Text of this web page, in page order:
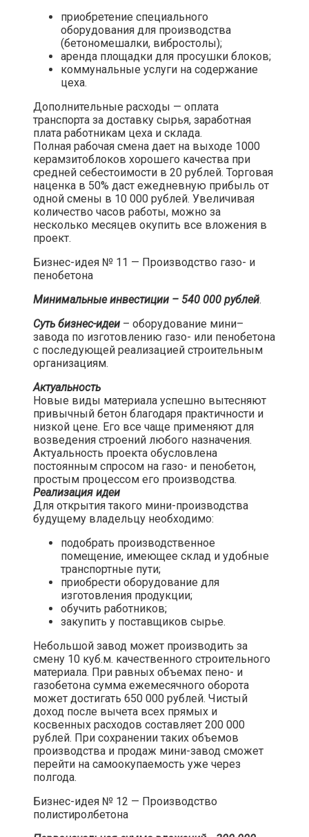
приобретение специального
оборудования для производства
(бетономешалки, вибростолы);
аренда площадки для просушки блоков;
коммунальные услуги на содержание
цеха.
Дополнительные расходы — оплата
транспорта за доставку сырья, заработная
плата работникам цеха и склада.
Полная рабочая смена дает на выходе 1000
керамзитоблоков хорошего качества при
средней себестоимости в 20 рублей. Торговая
наценка в 50% даст ежедневную прибыль от
одной смены в 10 000 рублей. Увеличивая
количество часов работы, можно за
несколько месяцев окупить все вложения в
проект.​
Бизнес-идея № 11 — Производство газо- и
пенобетона​
Минимальные инвестиции – 540 000 рублей.​
Суть бизнес-идеи – оборудование мини–
завода по изготовлению газо- или пенобетона
с последующей реализацией строительным
организациям.​
Актуальность
Новые виды материала успешно вытесняют
привычный бетон благодаря практичности и
низкой цене. Его все чаще применяют для
возведения строений любого назначения.
Актуальность проекта обусловлена
постоянным спросом на газо- и пенобетон,
простым процессом его производства.
Реализация идеи
Для открытия такого мини-производства
будущему владельцу необходимо:
подобрать производственное
помещение, имеющее склад и удобные
транспортные пути;
приобрести оборудование для
изготовления продукции;
обучить работников;
закупить у поставщиков сырье.
Небольшой завод может производить за
смену 10 куб.м. качественного строительного
материала. При равных объемах пено- и
газобетона сумма ежемесячного оборота
может достигать 650 000 рублей. Чистый
доход после вычета всех прямых и
косвенных расходов составляет 200 000
рублей. При сохранении таких объемов
производства и продаж мини-завод сможет
перейти на самоокупаемость уже через
полгода.​
Бизнес-идея № 12 — Производство
полистиролбетона​